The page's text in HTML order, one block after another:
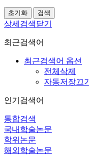
상세검색닫기
최근검색어
최근검색어 옵션
전체삭제
자동저장끄기
인기검색어
통합검색
국내학술논문
학위논문
해외학술논문